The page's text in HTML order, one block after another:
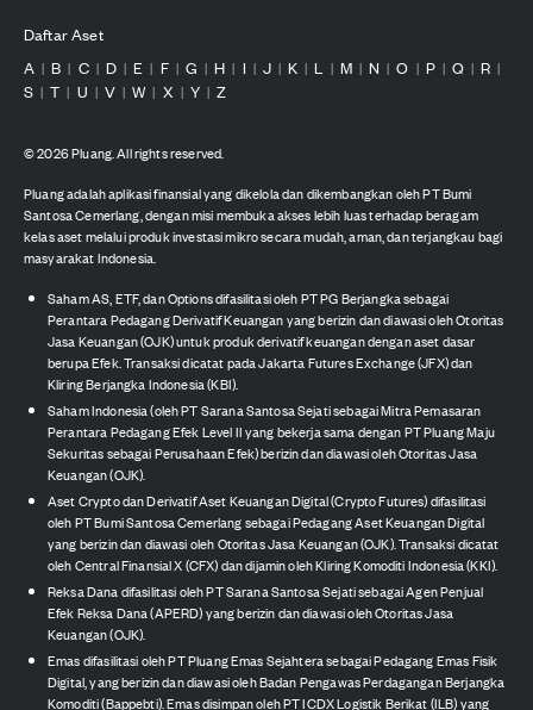
Daftar Aset
A | B | C | D | E | F | G | H | I | J | K | L | M | N | O | P | Q | R |
S | T | U | V | W | X | Y | Z
©2026Pluang. All rights reserved.
Pluang adalah aplikasi finansial yang dikelola dan dikembangkan oleh PT Bumi
Santosa Cemerlang, dengan misi membuka akses lebih luas terhadap beragam
kelas aset melalui produk investasi mikro secara mudah, aman, dan terjangkau bagi
masyarakat Indonesia.
Saham AS, ETF, dan Options difasilitasi oleh PT PG Berjangka sebagai
Perantara Pedagang Derivatif Keuangan yang berizin dan diawasi oleh Otoritas
Jasa Keuangan (OJK) untuk produk derivatif keuangan dengan aset dasar
berupa Efek. Transaksi dicatat pada Jakarta Futures Exchange (JFX) dan
Kliring Berjangka Indonesia (KBI).
Saham Indonesia (oleh PT Sarana Santosa Sejati sebagai Mitra Pemasaran
Perantara Pedagang Efek Level II yang bekerja sama dengan PT Pluang Maju
Sekuritas sebagai Perusahaan Efek) berizin dan diawasi oleh Otoritas Jasa
Keuangan (OJK).
Aset Crypto dan Derivatif Aset Keuangan Digital (Crypto Futures) difasilitasi
oleh PT Bumi Santosa Cemerlang sebagai Pedagang Aset Keuangan Digital
yang berizin dan diawasi oleh Otoritas Jasa Keuangan (OJK). Transaksi dicatat
oleh Central Finansial X (CFX) dan dijamin oleh Kliring Komoditi Indonesia (KKI).
Reksa Dana difasilitasi oleh PT Sarana Santosa Sejati sebagai Agen Penjual
Efek Reksa Dana (APERD) yang berizin dan diawasi oleh Otoritas Jasa
Keuangan (OJK).
Emas difasilitasi oleh PT Pluang Emas Sejahtera sebagai Pedagang Emas Fisik
Digital, yang berizin dan diawasi oleh Badan Pengawas Perdagangan Berjangka
Komoditi (Bappebti). Emas disimpan oleh PT ICDX Logistik Berikat (ILB) yang